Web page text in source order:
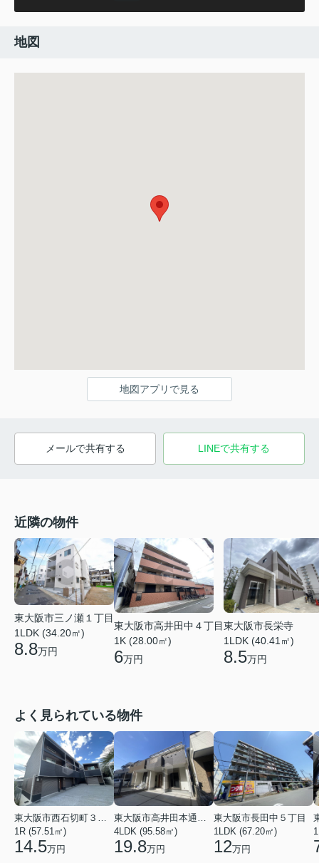
地図
地図アプリで見る
メールで共有する LINEで共有する
近隣の物件
東大阪市三ノ瀬１丁目
1LDK (34.20㎡)
8.8万円
東大阪市高井田中４丁目
1K (28.00㎡)
6万円
東大阪市長栄寺
1LDK (40.41㎡)
8.5万円
よく見られている物件
東大阪市西石切町３丁目
1R (57.51㎡)
14.5万円
東大阪市高井田本通２丁目
4LDK (95.58㎡)
19.8万円
東大阪市長田中５丁目
1LDK (67.20㎡)
12万円